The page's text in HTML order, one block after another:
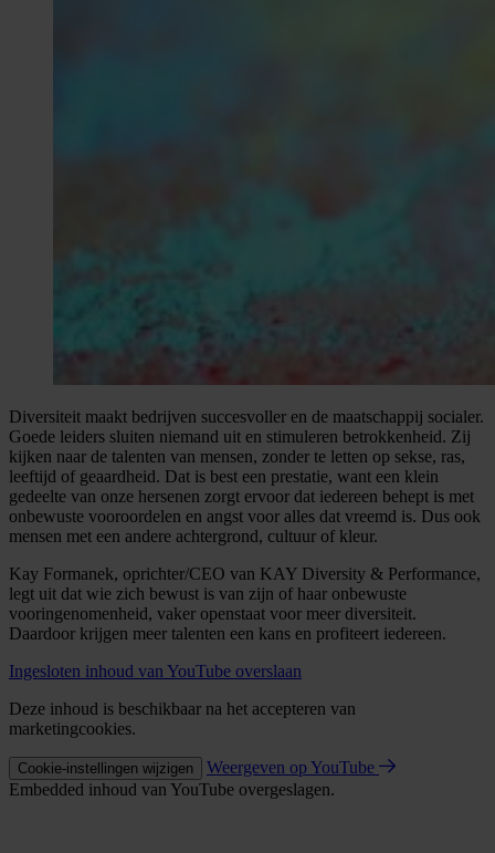
Diversiteit maakt bedrijven succesvoller en de maatschappij socialer.
Goede leiders sluiten niemand uit en stimuleren betrokkenheid. Zij
kijken naar de talenten van mensen, zonder te letten op sekse, ras,
leeftijd of geaardheid. Dat is best een prestatie, want een klein
gedeelte van onze hersenen zorgt ervoor dat iedereen behept is met
onbewuste vooroordelen en angst voor alles dat vreemd is. Dus ook
mensen met een andere achtergrond, cultuur of kleur.
Kay Formanek, oprichter/CEO van KAY Diversity & Performance,
legt uit dat wie zich bewust is van zijn of haar onbewuste
vooringenomenheid, vaker openstaat voor meer diversiteit.
Daardoor krijgen meer talenten een kans en profiteert iedereen.
Ingesloten inhoud van YouTube overslaan
Deze inhoud is beschikbaar na het accepteren van
marketingcookies.
Cookie-instellingen wijzigen
Weergeven op YouTube
Embedded inhoud van YouTube overgeslagen.